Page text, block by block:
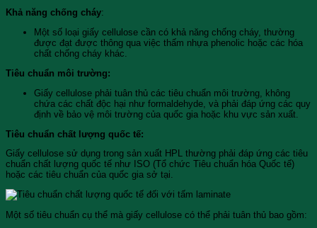
Khả năng chống cháy:
Một số loại giấy cellulose cần có khả năng chống cháy, thường
được đạt được thông qua việc thấm nhựa phenolic hoặc các hóa
chất chống cháy khác.
Tiêu chuẩn môi trường:
Giấy cellulose phải tuân thủ các tiêu chuẩn môi trường, không
chứa các chất độc hại như formaldehyde, và phải đáp ứng các quy
định về bảo vệ môi trường của quốc gia hoặc khu vực sản xuất.
Tiêu chuẩn chất lượng quốc tế:
Giấy cellulose sử dụng trong sản xuất HPL thường phải đáp ứng các tiêu
chuẩn chất lượng quốc tế như ISO (Tổ chức Tiêu chuẩn hóa Quốc tế)
hoặc các tiêu chuẩn của quốc gia sở tại.
Một số tiêu chuẩn cụ thể mà giấy cellulose có thể phải tuân thủ bao gồm: